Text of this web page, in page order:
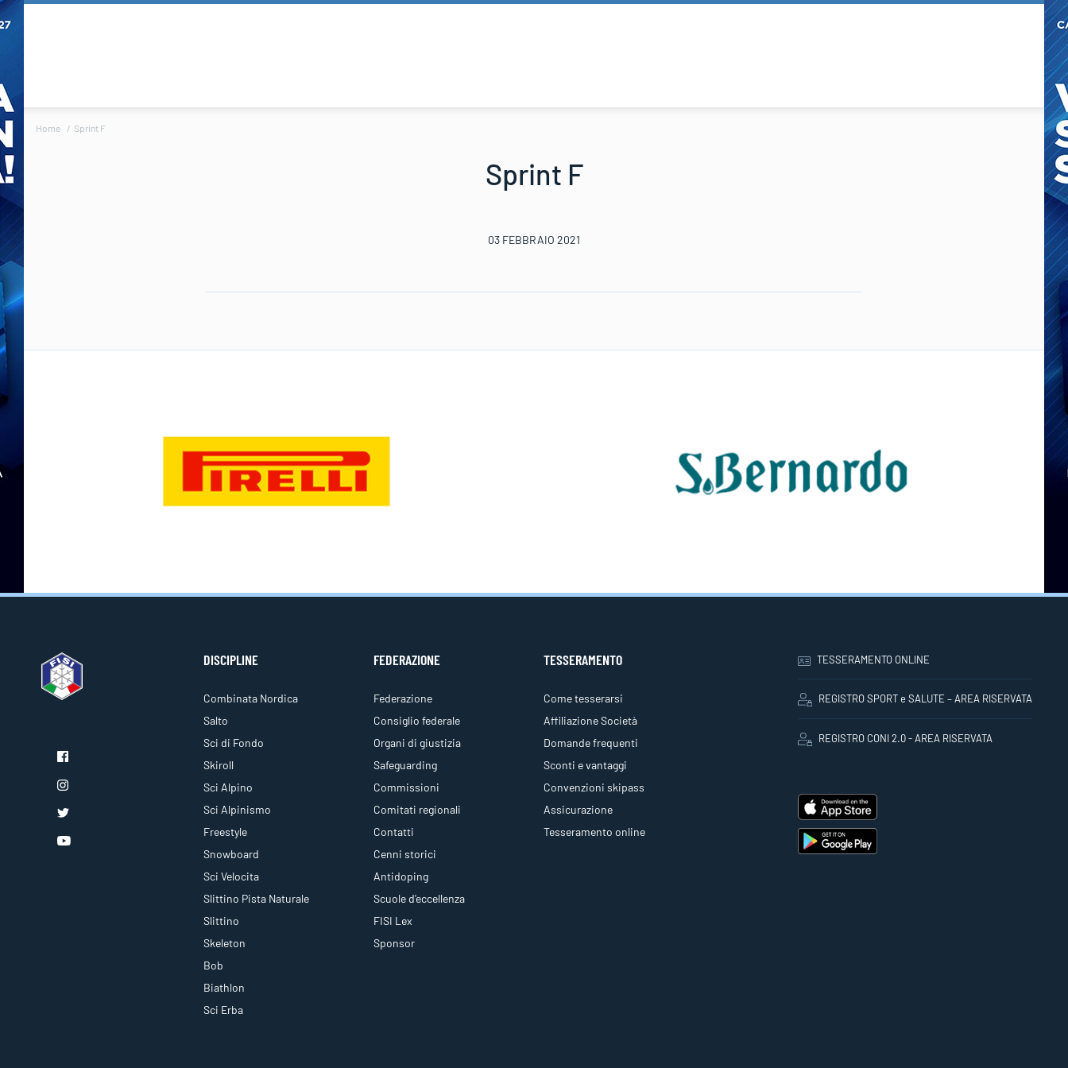
Home Sprint F
Sprint F
03 FEBBRAIO 2021
DISCIPLINE
Combinata Nordica
Salto
Sci di Fondo
Skiroll
Sci Alpino
Sci Alpinismo
Freestyle
Snowboard
Sci Velocita
Slittino Pista Naturale
Slittino
Skeleton
Bob
Biathlon
Sci Erba
FEDERAZIONE
Federazione
Consiglio federale
Organi di giustizia
Safeguarding
Commissioni
Comitati regionali
Contatti
Cenni storici
Antidoping
Scuole d'eccellenza
FISI Lex
Sponsor
TESSERAMENTO
Come tesserarsi
Affiliazione Società
Domande frequenti
Sconti e vantaggi
Convenzioni skipass
Assicurazione
Tesseramento online
TESSERAMENTO ONLINE
REGISTRO SPORT e SALUTE – AREA RISERVATA
REGISTRO CONI 2.0 - AREA RISERVATA